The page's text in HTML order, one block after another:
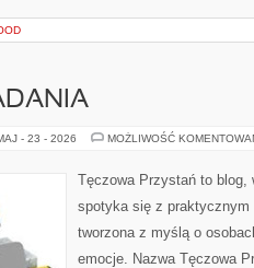
- 23 - 2026 MOŻLIWOŚĆ
Tęczowa Przystań to
spotyka się z praktycznym
tworzona z myślą o
emocje. Nazwa Tęczowa